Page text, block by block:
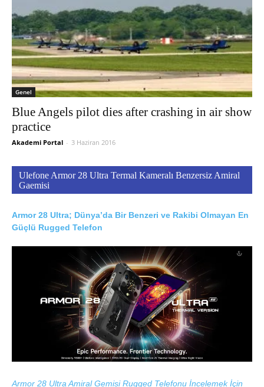
Genel
Blue Angels pilot dies after crashing in air show
practice
Akademi Portal - 3 Haziran 2016
Ulefone Armor 28 Ultra Termal Kameralı Benzersiz Amiral
Gaemisi
Armor 28 Ultra; Dünya’da Bir Benzeri ve Rakibi Olmayan En
Güçlü Rugged Telefon
Armor 28 Ultra Amiral Gemisi Rugged Telefonu İncelemek İçin